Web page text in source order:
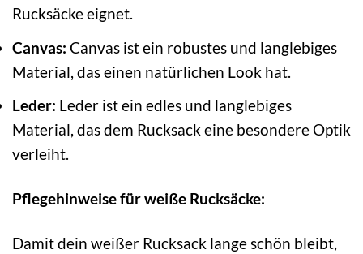
Rucksäcke eignet.
Canvas: Canvas ist ein robustes und langlebiges
Material, das einen natürlichen Look hat.
Leder: Leder ist ein edles und langlebiges
Material, das dem Rucksack eine besondere Optik
verleiht.
Pflegehinweise für weiße Rucksäcke:
Damit dein weißer Rucksack lange schön bleibt,